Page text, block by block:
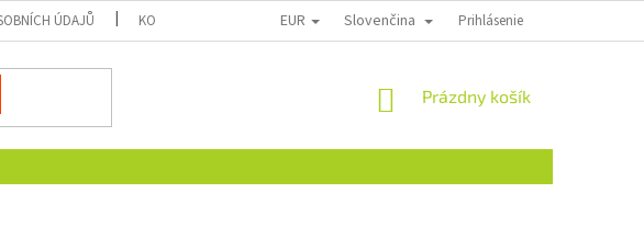
ÚDAJŮ KONTAKTY EUR Slovenčina Prihlásenie
NÁKUPNÝ
Prázdny košík